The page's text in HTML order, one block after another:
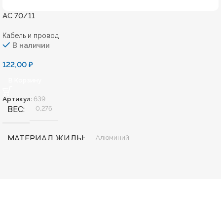
АС 70/11
Кабель и провод
В наличии
122,00 ₽
Артикул: 639
ВЕС 0,276
МАТЕРИАЛ ЖИЛЫ Алюминий